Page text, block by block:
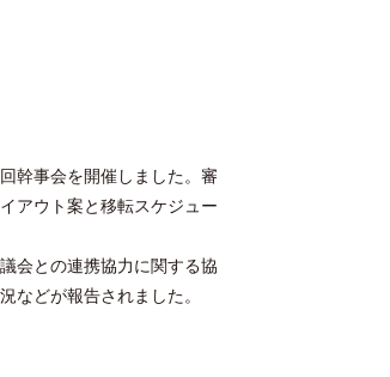
幹事会を開催しました。審
アウト案と移転スケジュー
会との連携協力に関する協
などが報告されました。